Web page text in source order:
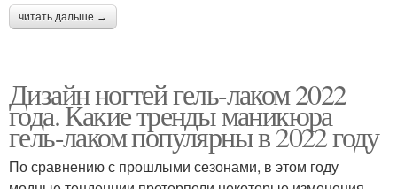
читать дальше →
Дизайн ногтей гель-лаком 2022
года. Какие тренды маникюра
гель-лаком популярны в 2022 году
По сравнению с прошлыми сезонами, в этом году